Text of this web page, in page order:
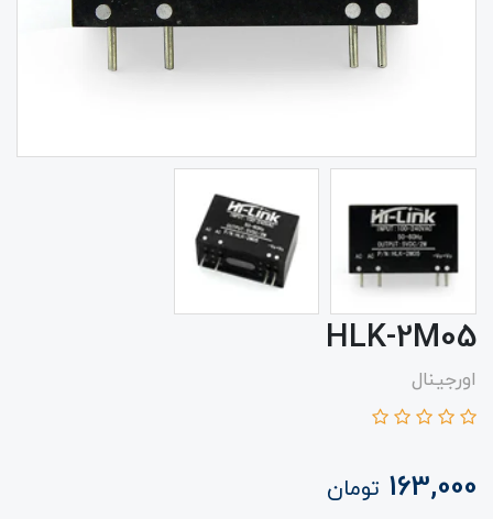
HLK-2M05
اورجینال
163,000 تومان